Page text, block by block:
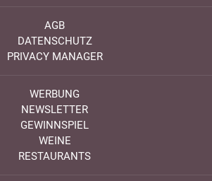
AGB
DATENSCHUTZ
PRIVACY MANAGER
WERBUNG
NEWSLETTER
GEWINNSPIEL
WEINE
RESTAURANTS